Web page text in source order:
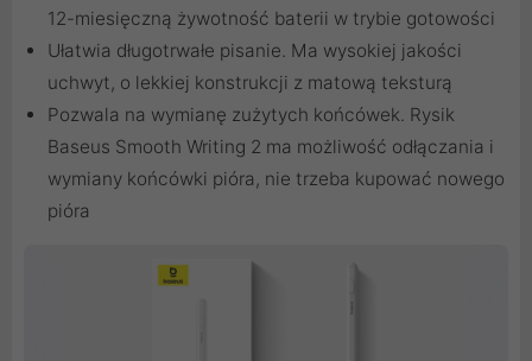
12-miesięczną żywotność baterii w trybie gotowości
Ułatwia długotrwałe pisanie. Ma wysokiej jakości
uchwyt, o lekkiej konstrukcji z matową teksturą
Pozwala na wymianę zużytych końcówek. Rysik
Baseus Smooth Writing 2 ma możliwość odłączania i
wymiany końcówki pióra, nie trzeba kupować nowego
pióra